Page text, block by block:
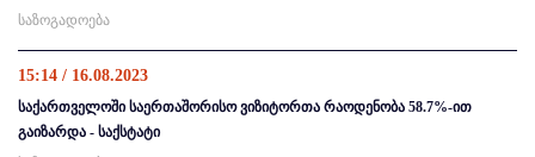
საზოგადოება
15:14 / 16.08.2023
საქართველოში საერთაშორისო ვიზიტორთა რაოდენობა 58.7%-ით
გაიზარდა - საქსტატი